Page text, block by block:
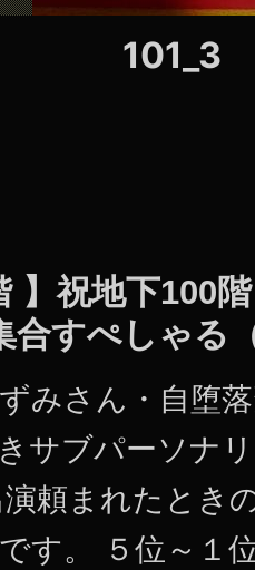
101_3
】祝地下100
合すぺしゃる
ずみさん・自堕
サブパーソナ
頼まれたとき
す。 ５位～１